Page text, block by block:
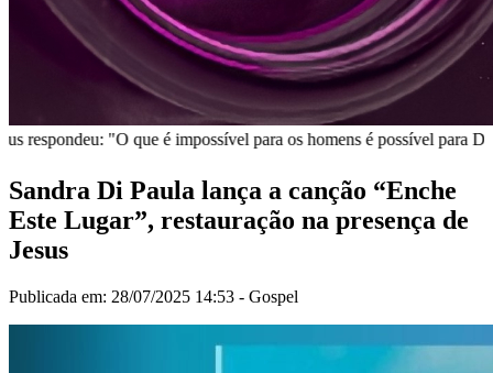
que é impossível para os homens é possível para Deus". Lucas
Sandra Di Paula lança a canção “Enche
Este Lugar”, restauração na presença de
Jesus
Publicada em: 28/07/2025 14:53 - Gospel